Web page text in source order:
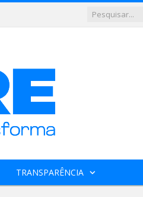
TRANSPARÊNCIA